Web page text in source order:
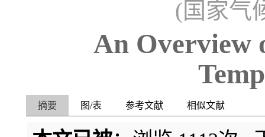
(国家气
An Overview
摘要 图/表 参考文献 相似文献